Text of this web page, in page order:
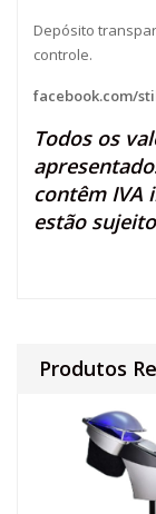
Depósito
controle.
facebook.com/
Todos os
contêm IVA
estão
Produtos